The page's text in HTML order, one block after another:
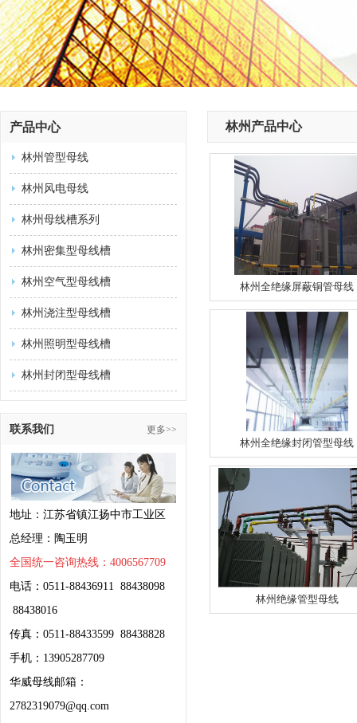
产品中心
林州管型母线
林州风电母线
林州母线槽系列
林州密集型母线槽
林州空气型母线槽
林州浇注型母线槽
林州照明型母线槽
林州封闭型母线槽
联系我们 更多>>
地址：江苏省镇江扬中市工业区
总经理：陶玉明
全国统一咨询热线：4006567709
电话：0511-88436911 88438098
88438016
传真：0511-88433599 88438828
手机：13905287709
华威母线邮箱：
2782319079@qq.com
林州产品中心
林州全绝缘屏蔽铜管母线
林州全绝缘封闭管型母线
林州绝缘管型母线